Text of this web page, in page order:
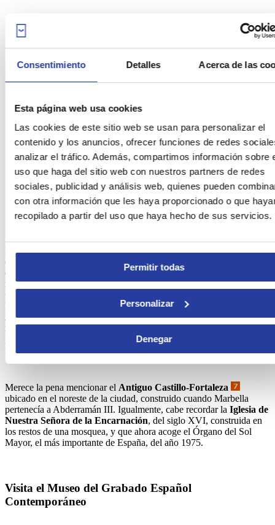
Consentimiento Detalles Acerca de las
Esta página web usa cookies
Las cookies de este sitio web se usan para personalizar el
contenido y los anuncios, ofrecer funciones de redes
analizar el tráfico. Además, compartimos información sobre
uso que haga del sitio web con nuestros partners de redes
sociales, publicidad y análisis web, quienes pueden
con otra información que les haya proporcionado o que
recopilado a partir del uso que haya hecho de sus servicios.
Permitir todas
Personalizar
Denegar
Copyright Ruralidays.com
La espléndidaPlaza de los Naranjos
es, por supuesto, el axe
central del casco histórico. La plaza fue construida
consecuentemente a la Reconquista, y acoge algunos de los edificios
más importantes de Marbella: elAyuntamiento del siglo XVI, la
Casa del Corregidor
ha sido convertida en un restaurante, y laCapilla de Santiago
Apóstol(la parroquia más antigua de Marbella). Varios otros
restaurantes se abren a la plaza, en la sombra de cuyos naranjos
podrás relajarte mientras disfrutas de sabrosas comidas o de una
refrescante copa.
Merece la pena mencionar el Antiguo Castillo-Fortaleza
ubicado en el noreste de la ciudad, construido cuando Marbella
pertenecía a Abderramán III. Igualmente, cabe recordar la Iglesia de
Nuestra Señora de la Encarnación, del siglo XVI, construida en
los restos de una mosquea, y que ahora acoge el Órgano del Sol
Mayor, el más importante de España, del año 1975.
Visita el Museo del Grabado Español
Contemporáneo